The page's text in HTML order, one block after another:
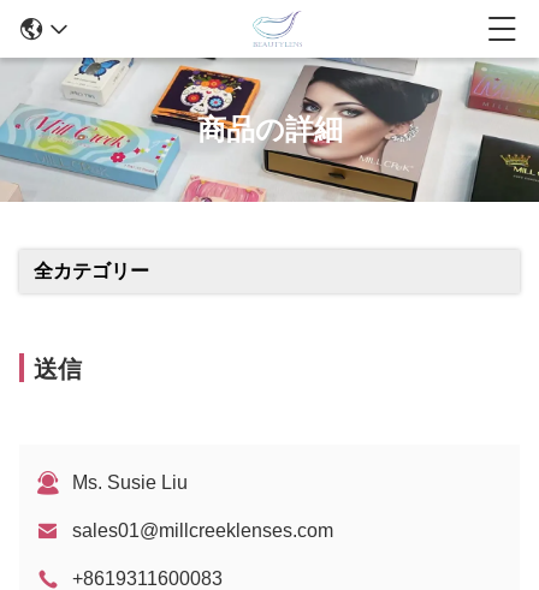
商品の詳細
全カテゴリー
送信
Ms. Susie Liu
sales01@millcreeklenses.com
+8619311600083